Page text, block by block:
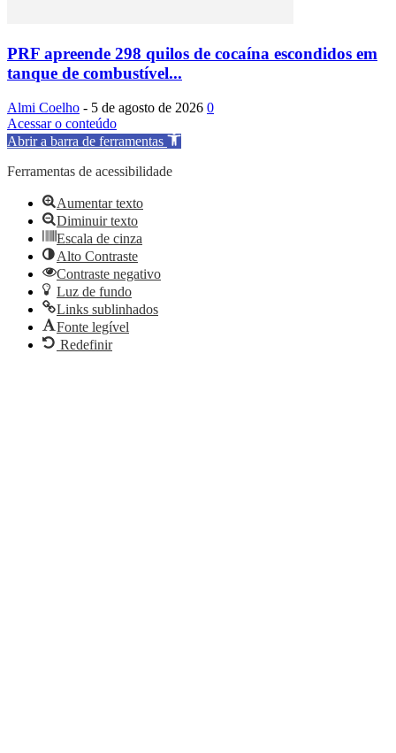
PRF apreende 298 quilos de cocaína escondidos em
tanque de combustível...
Almi Coelho - 5 de agosto de 2026 0
Acessar o conteúdo
Abrir a barra de ferramentas
Ferramentas de acessibilidade
Aumentar texto
Diminuir texto
Escala de cinza
Alto Contraste
Contraste negativo
Luz de fundo
Links sublinhados
Fonte legível
Redefinir